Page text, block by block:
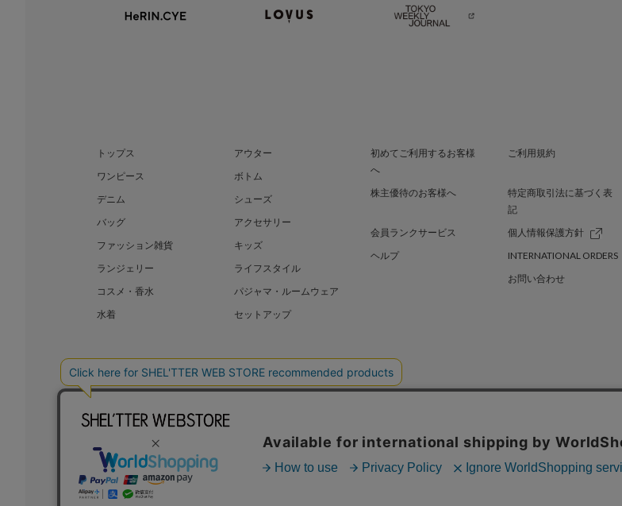
トップス
アウター
ワンピース
ボトム
デニム
シューズ
バッグ
アクセサリー
ファッション雑貨
キッズ
ランジェリー
ライフスタイル
コスメ・香水
パジャマ・ルームウェア
水着
セットアップ
初めてご利用するお客様
へ
ご利用規約
株主優待のお客様へ
特定商取引法に基づく表
記
会員ランクサービス
個人情報保護方針
ヘルプ
INTERNATIONAL ORDERS
お問い合わせ
BAROQUE JAPAN LIMITED SHEL’TTER GREEN 採用情報
COPYRIGHT © BAROQUE JAPAN LIMITED ALL RIGHTS RESERVED.